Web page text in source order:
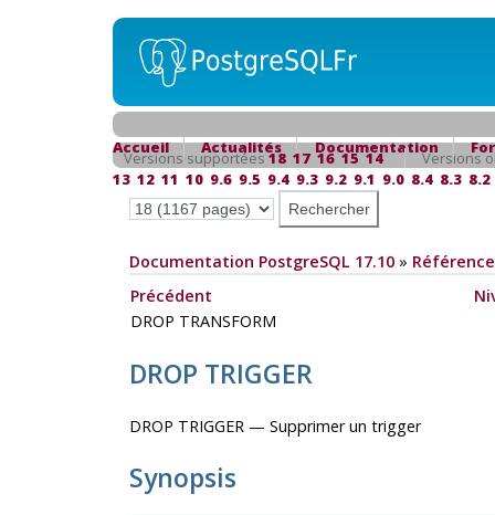
Accueil Actualités Documentation
Versions supportées18 17 16 15 14
Versions
13 12 11 10 9.6 9.5 9.4 9.3 9.2 9.1 9.0 8.4 8.3 8.2
Documentation PostgreSQL 17.10» Référence
Précédent
DROP TRANSFORM
DROP TRIGGER
DROP TRIGGER — Supprimer un trigger
Synopsis